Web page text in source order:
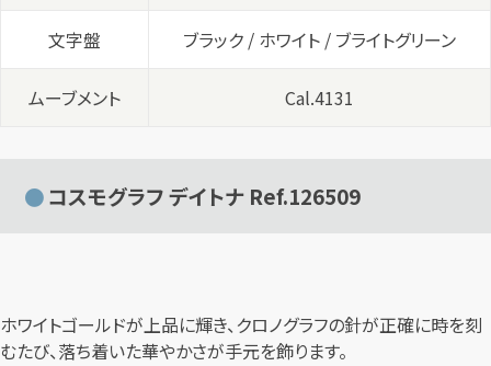
文字盤 ブラック / ホワイト / ブライトグリーン
ムーブメント Cal.4131
コスモグラフ デイトナ Ref.126509
ホワイトゴールドが上品に輝き、クロノグラフの針が正確に時を刻
むたび、落ち着いた華やかさが手元を飾ります。